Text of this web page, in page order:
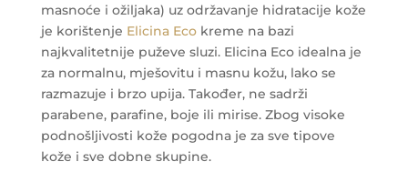
masnoće i ožiljaka) uz održavanje hidratacije kože
je korištenje Elicina Ecokreme na bazi
najkvalitetnije puževe sluzi. Elicina Eco idealna je
za normalnu, mješovitu i masnu kožu, lako se
razmazuje i brzo upija. Također, ne sadrži
parabene, parafine, boje ili mirise. Zbog visoke
podnošljivosti kože pogodna je za sve tipove
kože i sve dobne skupine.